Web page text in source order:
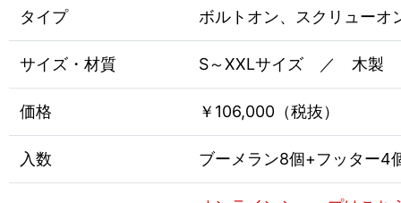
タイプ ボルトオン、スクリューオ
サイズ・材質 S～XXLサイズ ／ 木製
価格 ￥106,000（税抜）
入数 ブーメラン8個+フッター4